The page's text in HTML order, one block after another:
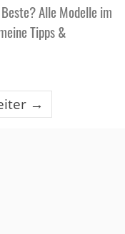
Alle Modelle im
Tipps &
→